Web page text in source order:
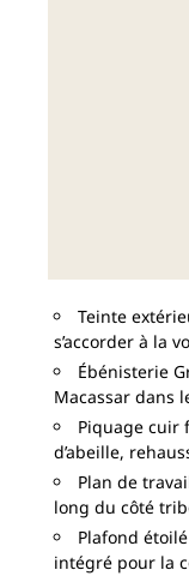
Teinte
s’accorder à la
Ébénisterie
Macassar dans
Piquage cuir
d’abeille,
Plan de
long du côté
Plafond
intégré pour la